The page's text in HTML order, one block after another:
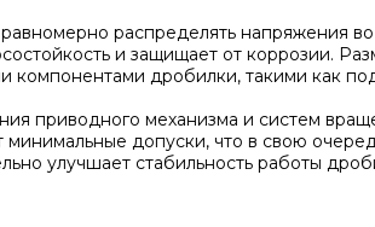
распределять
и защищает от коррозии.
компонентами дробилки, такими как
приводного механизма и систем
допуски, что в свою
улучшает стабильность работы